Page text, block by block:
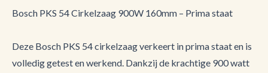
Bosch PKS 54 Cirkelzaag 900W 160mm – Prima staat
Deze Bosch PKS 54 cirkelzaag verkeert in prima staat en is
volledig getest en werkend. Dankzij de krachtige 900 watt